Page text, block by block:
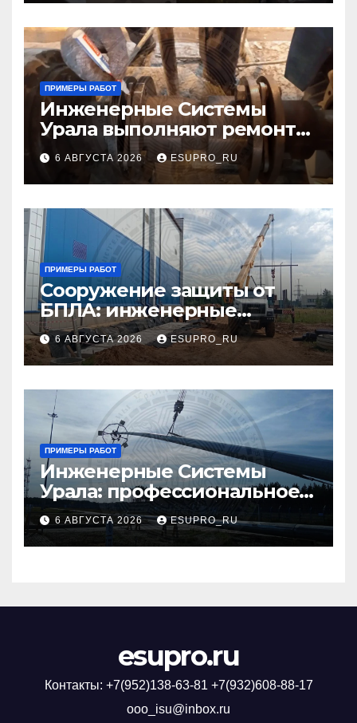
ПРИМЕРЫ РАБОТ
Инженерные Системы
Урала выполняют ремонт
технологического
оборудования на объектах
нефтехимической отрасли
6 АВГУСТА 2026 ESUPRO_RU
ПРИМЕРЫ РАБОТ
Сооружение защиты от
БПЛА: инженерные
решения для безопасности
объектов
6 АВГУСТА 2026 ESUPRO_RU
ПРИМЕРЫ РАБОТ
Инженерные Системы
Урала: профессиональное
выполнение ремонтных
работ
6 АВГУСТА 2026 ESUPRO_RU
esupro.ru
Контакты: +7(952)138-63-81 +7(932)608-88-17
ooo_isu@inbox.ru